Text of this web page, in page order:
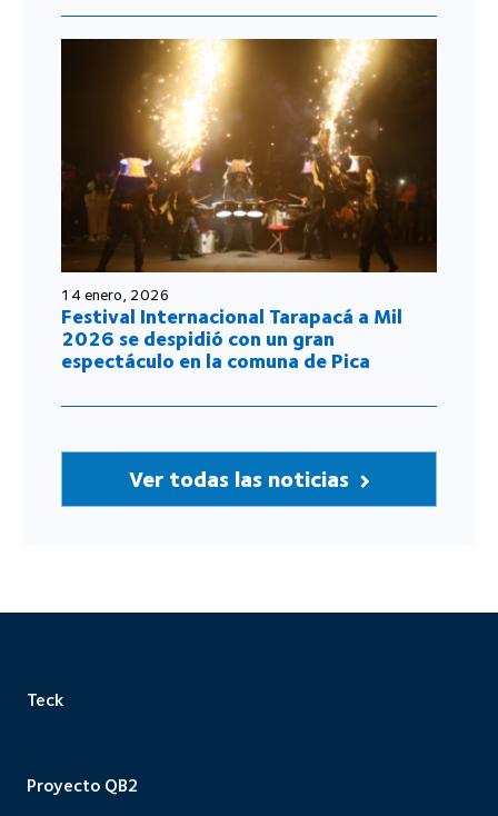
14 enero, 2026
Festival Internacional Tarapacá a Mil
2026 se despidió con un gran
espectáculo en la comuna de Pica
Ver todas las noticias
Teck
Proyecto QB2